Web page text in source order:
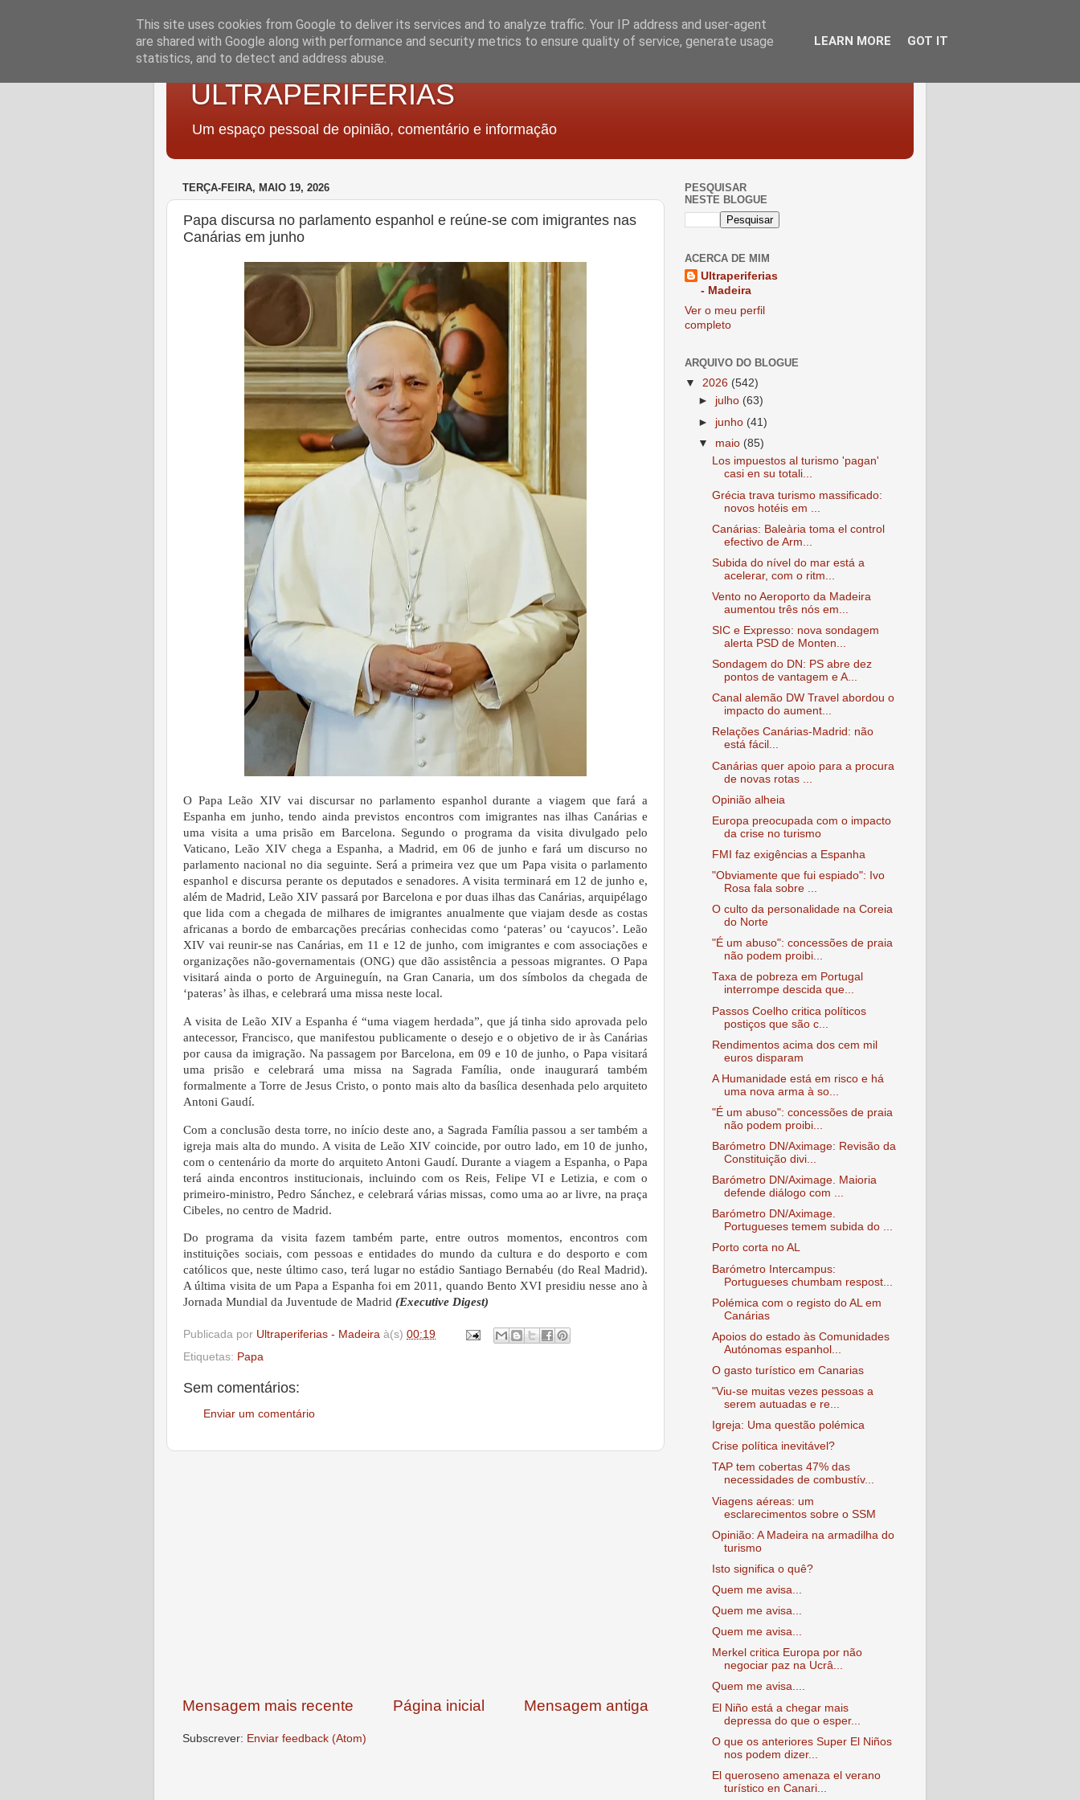
ULTRAPERIFERIAS
Um espaço pessoal de opinião, comentário e informação
TERÇA-FEIRA, MAIO 19, 2026
Papa discursa no parlamento espanhol e reúne-se com imigrantes nas
Canárias em junho
O Papa Leão XIV vai discursar no parlamento espanhol durante a viagem que fará a
Espanha em junho, tendo ainda previstos encontros com imigrantes nas ilhas Canárias e
uma visita a uma prisão em Barcelona. Segundo o programa da visita divulgado pelo
Vaticano, Leão XIV chega a Espanha, a Madrid, em 06 de junho e fará um discurso no
parlamento nacional no dia seguinte. Será a primeira vez que um Papa visita o parlamento
espanhol e discursa perante os deputados e senadores. A visita terminará em 12 de junho e,
além de Madrid, Leão XIV passará por Barcelona e por duas ilhas das Canárias, arquipélago
que lida com a chegada de milhares de imigrantes anualmente que viajam desde as costas
africanas a bordo de embarcações precárias conhecidas como ‘pateras’ ou ‘cayucos’. Leão
XIV vai reunir-se nas Canárias, em 11 e 12 de junho, com imigrantes e com associações e
organizações não-governamentais (ONG) que dão assistência a pessoas migrantes. O Papa
visitará ainda o porto de Arguineguín, na Gran Canaria, um dos símbolos da chegada de
‘pateras’ às ilhas, e celebrará uma missa neste local.
A visita de Leão XIV a Espanha é “uma viagem herdada”, que já tinha sido aprovada pelo
antecessor, Francisco, que manifestou publicamente o desejo e o objetivo de ir às Canárias
por causa da imigração. Na passagem por Barcelona, em 09 e 10 de junho, o Papa visitará
uma prisão e celebrará uma missa na Sagrada Família, onde inaugurará também
formalmente a Torre de Jesus Cristo, o ponto mais alto da basílica desenhada pelo arquiteto
Antoni Gaudí.
Com a conclusão desta torre, no início deste ano, a Sagrada Família passou a ser também a
igreja mais alta do mundo. A visita de Leão XIV coincide, por outro lado, em 10 de junho,
com o centenário da morte do arquiteto Antoni Gaudí. Durante a viagem a Espanha, o Papa
terá ainda encontros institucionais, incluindo com os Reis, Felipe VI e Letizia, e com o
primeiro-ministro, Pedro Sánchez, e celebrará várias missas, como uma ao ar livre, na praça
Cibeles, no centro de Madrid.
Do programa da visita fazem também parte, entre outros momentos, encontros com
instituições sociais, com pessoas e entidades do mundo da cultura e do desporto e com
católicos que, neste último caso, terá lugar no estádio Santiago Bernabéu (do Real Madrid).
A última visita de um Papa a Espanha foi em 2011, quando Bento XVI presidiu nesse ano à
Jornada Mundial da Juventude de Madrid (Executive Digest)
Publicada por Ultraperiferias - Madeira à(s) 00:19
Etiquetas: Papa
Sem comentários:
Enviar um comentário
Mensagem mais recente Mensagem antiga
Página inicial
Subscrever: Enviar feedback (Atom)
PESQUISAR
NESTE BLOGUE
ACERCA DE MIM
Ultraperiferias
- Madeira
Ver o meu perfil
completo
ARQUIVO DO BLOGUE
▼ 2026 (542)
► julho (63)
► junho (41)
▼ maio (85)
Los impuestos al turismo 'pagan'
casi en su totali...
Grécia trava turismo massificado:
novos hotéis em ...
Canárias: Baleària toma el control
efectivo de Arm...
Subida do nível do mar está a
acelerar, com o ritm...
Vento no Aeroporto da Madeira
aumentou três nós em...
SIC e Expresso: nova sondagem
alerta PSD de Monten...
Sondagem do DN: PS abre dez
pontos de vantagem e A...
Canal alemão DW Travel abordou o
impacto do aument...
Relações Canárias-Madrid: não
está fácil...
Canárias quer apoio para a procura
de novas rotas ...
Opinião alheia
Europa preocupada com o impacto
da crise no turismo
FMI faz exigências a Espanha
"Obviamente que fui espiado": Ivo
Rosa fala sobre ...
O culto da personalidade na Coreia
do Norte
"É um abuso": concessões de praia
não podem proibi...
Taxa de pobreza em Portugal
interrompe descida que...
Passos Coelho critica políticos
postiços que são c...
Rendimentos acima dos cem mil
euros disparam
A Humanidade está em risco e há
uma nova arma à so...
"É um abuso": concessões de praia
não podem proibi...
Barómetro DN/Aximage: Revisão da
Constituição divi...
Barómetro DN/Aximage. Maioria
defende diálogo com ...
Barómetro DN/Aximage.
Portugueses temem subida do ...
Porto corta no AL
Barómetro Intercampus:
Portugueses chumbam respost...
Polémica com o registo do AL em
Canárias
Apoios do estado às Comunidades
Autónomas espanhol...
O gasto turístico em Canarias
"Viu-se muitas vezes pessoas a
serem autuadas e re...
Igreja: Uma questão polémica
Crise política inevitável?
TAP tem cobertas 47% das
necessidades de combustív...
Viagens aéreas: um
esclarecimentos sobre o SSM
Opinião: A Madeira na armadilha do
turismo
Isto significa o quê?
Quem me avisa...
Quem me avisa...
Quem me avisa...
Merkel critica Europa por não
negociar paz na Ucrâ...
Quem me avisa....
El Niño está a chegar mais
depressa do que o esper...
O que os anteriores Super El Niños
nos podem dizer...
El queroseno amenaza el verano
turístico en Canari...
This site uses cookies from Google to deliver its services and to analyze traffic. Your IP address and user-agent
are shared with Google along with performance and security metrics to ensure quality of service, generate usage
statistics, and to detect and address abuse.
LEARN MORE GOT IT